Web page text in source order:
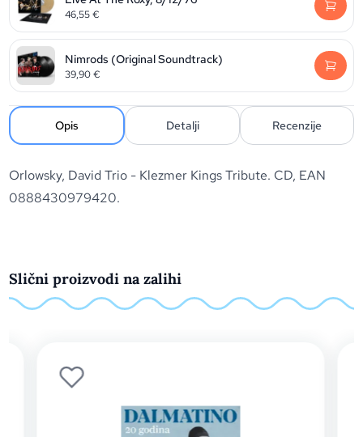
46,55€
Nimrods (Original Soundtrack)
39,90€
Opis Detalji Recenzije
Orlowsky, David Trio - Klezmer Kings Tribute. CD, EAN
0888430979420.
Slični proizvodi na zalihi